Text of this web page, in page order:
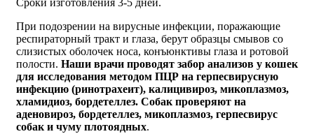
Сроки изготовления 3-5 дней.
При подозрении на вирусные инфекции, поражающие
респираторный тракт и глаза, берут образцы смывов со
слизистых оболочек носа, конъюнктивы глаза и ротовой
полости. Наши врачи проводят забор анализов у кошек
для исследования методом ПЦР на герпесвирусную
инфекцию (ринотрахеит), калицивироз, микоплазмоз,
хламидиоз, бордетеллез. Собак проверяют на
аденовироз, бордетеллез, микоплазмоз, герпесвирус
собак и чуму плотоядных.